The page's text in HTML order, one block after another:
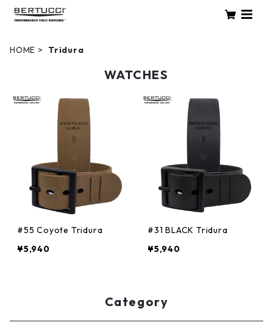
HOME Tridura
WATCHES
#55 Coyote Tridura
¥5,940
#31 BLACK Tridura
¥5,940
Category